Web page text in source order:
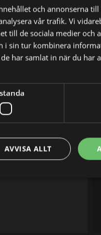
E-postadress
och annonserna till
vår trafik. Vi
till de sociala medier och
i sin tur kombinera
har samlat in när du har
AVVISA ALLT